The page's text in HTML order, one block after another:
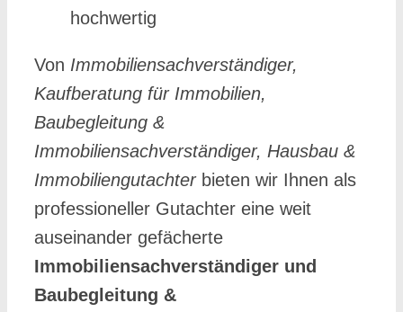
hochwertig
Von Immobiliensachverständiger,
Kaufberatung für Immobilien,
Baubegleitung &
Immobiliensachverständiger, Hausbau &
Immobiliengutachterbieten wir Ihnen als
professioneller Gutachter eine weit
auseinander gefächerte
Immobiliensachverständiger und
Baubegleitung &